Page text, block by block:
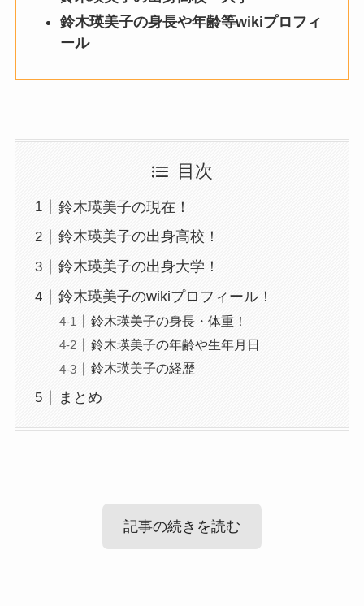
鈴木瑛美子の身長や年齢等wikiプロフィ
ール
目次
鈴木瑛美子の現在！
鈴木瑛美子の出身高校！
鈴木瑛美子の出身大学！
鈴木瑛美子のwikiプロフィール！
鈴木瑛美子の身長・体重！
鈴木瑛美子の年齢や生年月日
鈴木瑛美子の経歴
まとめ
記事の続きを読む